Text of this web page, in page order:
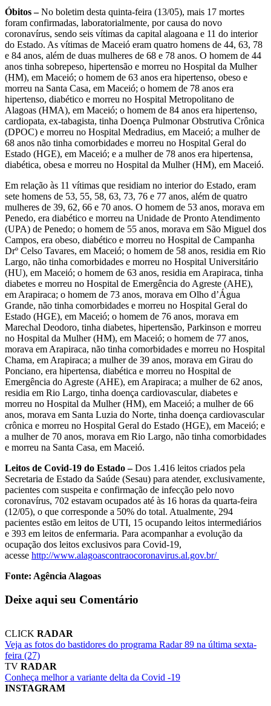
Óbitos –No boletim desta quinta-feira (13/05), mais 17 mortes
foram confirmadas, laboratorialmente, por causa do novo
coronavírus, sendo seis vítimas da capital alagoana e 11 do interior
do Estado. As vítimas de Maceió eram quatro homens de 44, 63, 78
e 84 anos, além de duas mulheres de 68 e 78 anos. O homem de 44
anos tinha sobrepeso, hipertensão e morreu no Hospital da Mulher
(HM), em Maceió; o homem de 63 anos era hipertenso, obeso e
morreu na Santa Casa, em Maceió; o homem de 78 anos era
hipertenso, diabético e morreu no Hospital Metropolitano de
Alagoas (HMA), em Maceió; o homem de 84 anos era hipertenso,
cardiopata, ex-tabagista, tinha Doença Pulmonar Obstrutiva Crônica
(DPOC) e morreu no Hospital Medradius, em Maceió; a mulher de
68 anos não tinha comorbidades e morreu no Hospital Geral do
Estado (HGE), em Maceió; e a mulher de 78 anos era hipertensa,
diabética, obesa e morreu no Hospital da Mulher (HM), em Maceió.
Em relação às 11 vítimas que residiam no interior do Estado, eram
sete homens de 53, 55, 58, 63, 73, 76 e 77 anos, além de quatro
mulheres de 39, 62, 66 e 70 anos. O homem de 53 anos, morava em
Penedo, era diabético e morreu na Unidade de Pronto Atendimento
(UPA) de Penedo; o homem de 55 anos, morava em São Miguel dos
Campos, era obeso, diabético e morreu no Hospital de Campanha
Drº Celso Tavares, em Maceió; o homem de 58 anos, residia em Rio
Largo, não tinha comorbidades e morreu no Hospital Universitário
(HU), em Maceió; o homem de 63 anos, residia em Arapiraca, tinha
diabetes e morreu no Hospital de Emergência do Agreste (AHE),
em Arapiraca; o homem de 73 anos, morava em Olho d’Água
Grande, não tinha comorbidades e morreu no Hospital Geral do
Estado (HGE), em Maceió; o homem de 76 anos, morava em
Marechal Deodoro, tinha diabetes, hipertensão, Parkinson e morreu
no Hospital da Mulher (HM), em Maceió; o homem de 77 anos,
morava em Arapiraca, não tinha comorbidades e morreu no Hospital
Chama, em Arapiraca; a mulher de 39 anos, morava em Girau do
Ponciano, era hipertensa, diabética e morreu no Hospital de
Emergência do Agreste (AHE), em Arapiraca; a mulher de 62 anos,
residia em Rio Largo, tinha doença cardiovascular, diabetes e
morreu no Hospital da Mulher (HM), em Maceió; a mulher de 66
anos, morava em Santa Luzia do Norte, tinha doença cardiovascular
crônica e morreu no Hospital Geral do Estado (HGE), em Maceió; e
a mulher de 70 anos, morava em Rio Largo, não tinha comorbidades
e morreu na Santa Casa, em Maceió.
Leitos de Covid-19 do Estado –Dos 1.416 leitos criados pela
Secretaria de Estado da Saúde (Sesau) para atender, exclusivamente,
pacientes com suspeita e confirmação de infecção pelo novo
coronavírus, 702 estavam ocupados até às 16 horas da quarta-feira
(12/05), o que corresponde a 50% do total. Atualmente, 294
pacientes estão em leitos de UTI, 15 ocupando leitos intermediários
e 393 em leitos de enfermaria. Para acompanhar a evolução da
ocupação dos leitos exclusivos para Covid-19,
acesse http://www.alagoascontraocoronavirus.al.gov.br/
Fonte: Agência Alagoas
Deixe aqui seu Comentário
CLICK RADAR
Veja as fotos do bastidores do programa Radar 89 na última sexta-
feira (27)
TV RADAR
Conheça melhor a variante delta da Covid -19
INSTAGRAM